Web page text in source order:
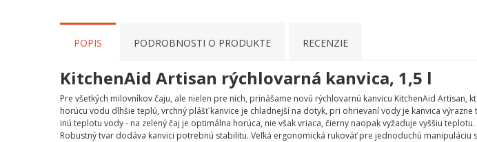
POPIS PODROBNOSTI O PRODUKTE RECENZIE
KitchenAid Artisan rýchlovarná kanvica, 1,5 l
Pre všetkých milovníkov čaju, ale nielen pre nich, prinášame novú rýchlovarnú kanvicu KitchenAid
horúcu vodu dlhšie teplú, vrchný plášť kanvice je chladnejší na dotyk, pri ohrievaní vody je kanvica
inú teplotu vody - na zelený čaj je optimálna horúca, nie však vriaca, čierny naopak vyžaduje vyššiu
Robustný tvar dodáva kanvici potrebnú stabilitu. Veľká ergonomická rukoväť pre jednoduchú manipuláciu